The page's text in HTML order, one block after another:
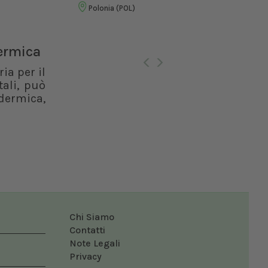
per il
può
Polonia (POL)
Chi Siamo
Contatti
Note Legali
Privacy